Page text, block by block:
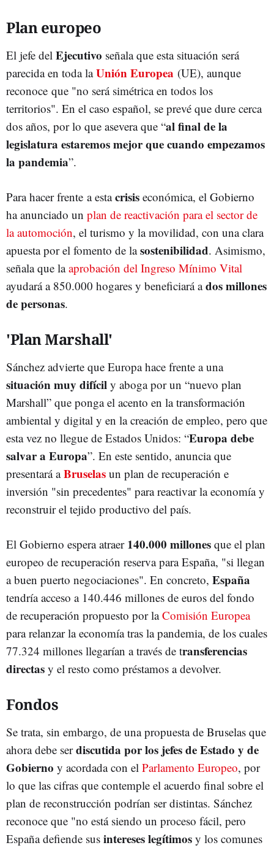
Plan europeo
El jefe del Ejecutivo señala que esta situación será
parecida en toda laUnión Europea (UE), aunque
reconoce que "no será simétrica en todos los
territorios". En el caso español, se prevé que dure cerca
dos años, por lo que asevera que “al final de la
legislatura estaremos mejor que cuando empezamos
la pandemia”.
Para hacer frente a estacrisis económica, el Gobierno
ha anunciado un plan de reactivación para el sector de
la automoción, el turismo y la movilidad, con una clara
apuesta por el fomento de lasostenibilidad. Asimismo,
señala que laaprobación del Ingreso Mínimo Vital
ayudará a 850.000 hogares y beneficiará ados millones
de personas.
'Plan Marshall'
Sánchez advierte que Europa hace frente a una
situación muy difícil y aboga por un “nuevo plan
Marshall” que ponga el acento en la transformación
ambiental y digital y en la creación de empleo, pero que
esta vez no llegue de Estados Unidos: “Europa debe
salvar a Europa”. En este sentido, anuncia que
presentará aBruselas un plan de recuperación e
inversión "sin precedentes" para reactivar la economía y
reconstruir el tejido productivo del país.
El Gobierno espera atraer 140.000 millones que el plan
europeo de recuperación reserva para España, "si llegan
a buen puerto negociaciones". En concreto, España
tendría acceso a 140.446 millones de euros del fondo
de recuperación propuesto por laComisión Europea
para relanzar la economía tras la pandemia, de los cuales
77.324 millones llegarían a través de transferencias
directas y el resto como préstamos a devolver.
Fondos
Se trata, sin embargo, de una propuesta de Bruselas que
ahora debe serdiscutida por los jefes de Estado y de
Gobierno y acordada con el Parlamento Europeo, por
lo que las cifras que contemple el acuerdo final sobre el
plan de reconstrucción podrían ser distintas. Sánchez
reconoce que "no está siendo un proceso fácil, pero
España defiende sus intereses legítimos y los comunes